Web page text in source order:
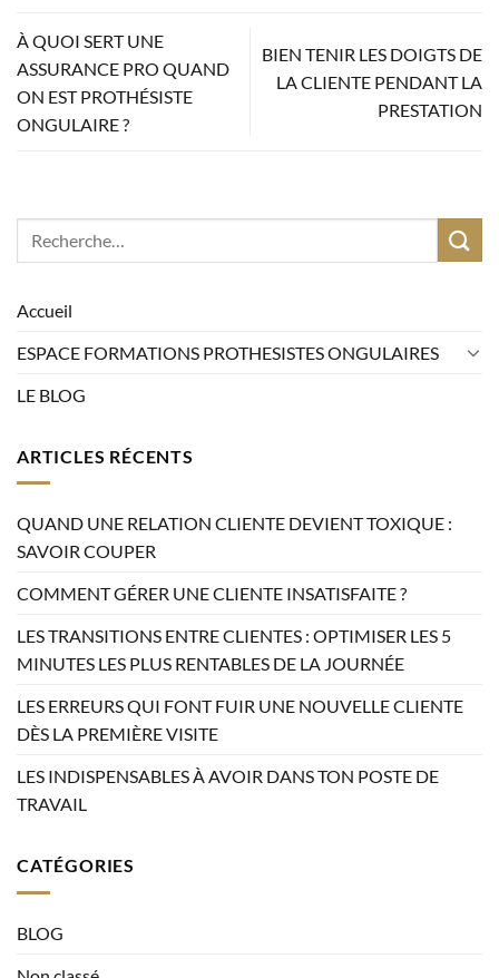
À QUOI SERT UNE
ASSURANCE PRO QUAND
ON EST PROTHÉSISTE
ONGULAIRE ?
BIEN TENIR LES DOIGTS DE
LA CLIENTE PENDANT LA
PRESTATION
Accueil
ESPACE FORMATIONS PROTHESISTES ONGULAIRES
LE BLOG
ARTICLES RÉCENTS
QUAND UNE RELATION CLIENTE DEVIENT TOXIQUE :
SAVOIR COUPER
COMMENT GÉRER UNE CLIENTE INSATISFAITE ?
LES TRANSITIONS ENTRE CLIENTES : OPTIMISER LES 5
MINUTES LES PLUS RENTABLES DE LA JOURNÉE
LES ERREURS QUI FONT FUIR UNE NOUVELLE CLIENTE
DÈS LA PREMIÈRE VISITE
LES INDISPENSABLES À AVOIR DANS TON POSTE DE
TRAVAIL
CATÉGORIES
BLOG